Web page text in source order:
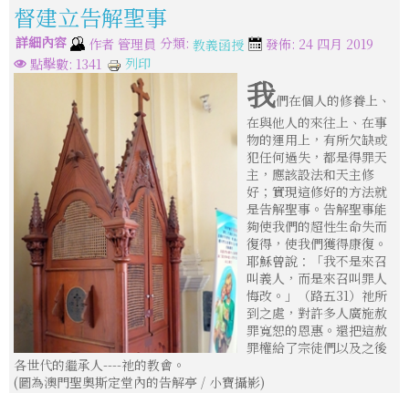
督建立告解聖事
詳細內容 作者 管理員 分類: 教義函授
發佈: 24 四月 2019
點擊數: 1341
列印
我們在個人的修養上、
在與他人的來往上、在事
物的運用上，有所欠缺或
犯任何過失，都是得罪天
主，應該設法和天主修
好；實現這修好的方法就
是告解聖事。告解聖事能
夠使我們的超性生命失而
復得，使我們獲得康復。
耶穌曾說：「我不是來召
叫義人，而是來召叫罪人
悔改。」（路五31）祂所
到之處，對許多人廣施赦
罪寬恕的恩惠。還把這赦
罪權給了宗徒們以及之後
各世代的繼承人----祂的教會。
(圖為澳門聖奧斯定堂內的告解亭 / 小寶攝影)